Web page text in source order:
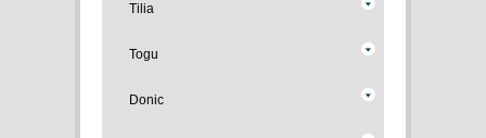
Tilia
Togu
Donic